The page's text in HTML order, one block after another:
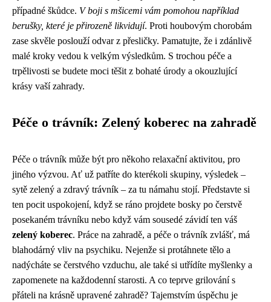
případné škůdce. V boji s mšicemi vám pomohou například
berušky, které je přirozeně likvidují. Proti houbovým chorobám
zase skvěle poslouží odvar z přesličky. Pamatujte, že i zdánlivě
malé kroky vedou k velkým výsledkům. S trochou péče a
trpělivosti se budete moci těšit z bohaté úrody a okouzlující
krásy vaší zahrady.
Péče o trávník: Zelený koberec na zahradě
Péče o trávník může být pro někoho relaxační aktivitou, pro
jiného výzvou. Ať už patříte do kterékoli skupiny, výsledek –
sytě zelený a zdravý trávník – za tu námahu stojí. Představte si
ten pocit uspokojení, když se ráno projdete bosky po čerstvě
posekaném trávníku nebo když vám sousedé závidí ten váš
zelený koberec. Práce na zahradě, a péče o trávník zvlášť, má
blahodárný vliv na psychiku. Nejenže si protáhnete tělo a
nadýcháte se čerstvého vzduchu, ale také si utřídíte myšlenky a
zapomenete na každodenní starosti. A co teprve grilování s
přáteli na krásně upravené zahradě? Tajemstvím úspěchu je